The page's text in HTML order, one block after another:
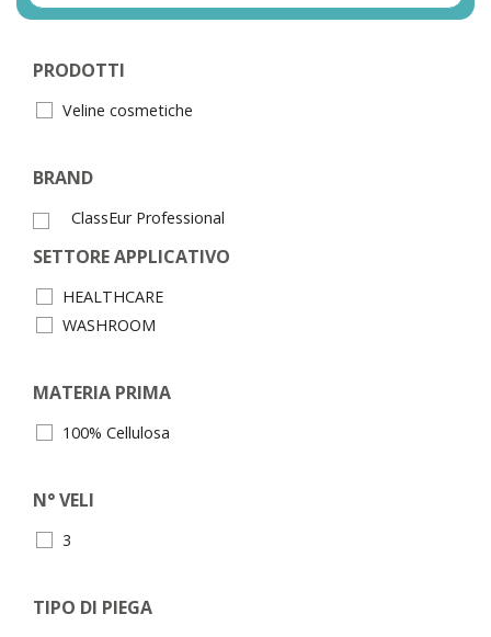
PRODOTTI
Veline cosmetiche
BRAND
ClassEur Professional
SETTORE APPLICATIVO
HEALTHCARE
WASHROOM
MATERIA PRIMA
100% Cellulosa
N° VELI
3
TIPO DI PIEGA